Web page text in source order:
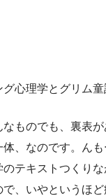
グ心理学とグリム
なものでも、裏表
体、なのです。ん
のテキストつくり
、いやというほ